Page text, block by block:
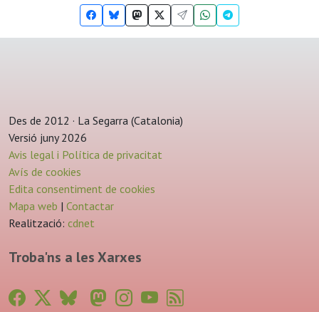
Des de 2012 · La Segarra (Catalonia)
Versió juny 2026
Avis legal i Política de privacitat
Avís de cookies
Edita consentiment de cookies
Mapa web | Contactar
Realització: cdnet
Troba'ns a les Xarxes